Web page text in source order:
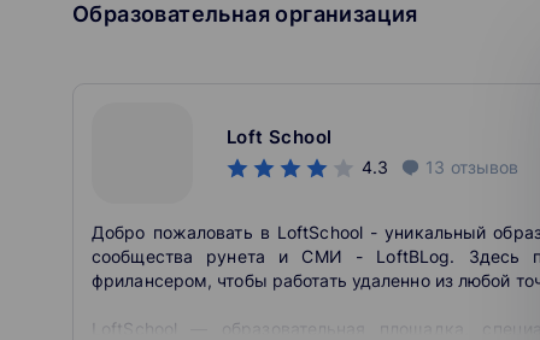
тим-лидера команды DevOps, занимающейся
полигонов. До этого руководил группой
промышленных системах Альфа-Банка. До
сопровождением биллинговых систем
постоянно растет и управление ими является
данных используются повсеместно, поэтому их
технологии, позволяющие получать все
данных. Эта информация позволяет принимать
клиентами, формировать каналы продаж,
управление данными является важнейшей
все различия в существующих СУБД, есть
полученные знания к любой платформе. Кроме
позволяют разрабатывать эффективные,
Образовательная организация
Loft School
4.3 13 отзывов
Добро пожаловать в LoftSchool - уникальный
сообщества рунета и СМИ - LoftBLog. Здесь
фрилансером, чтобы работать удаленно из любой
LoftSchool — образовательная площадка,